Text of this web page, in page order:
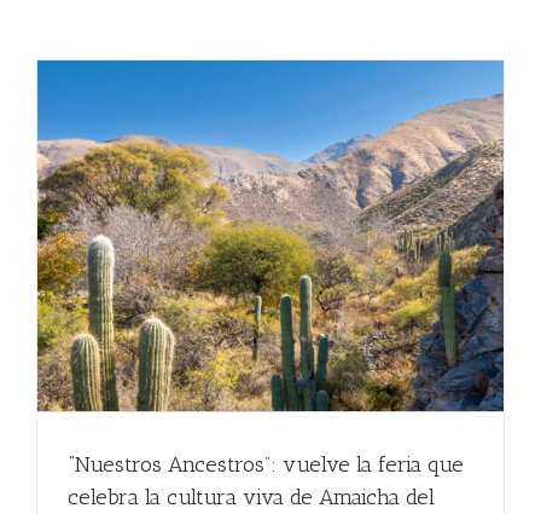
“Nuestros Ancestros”: vuelve la feria que
celebra la cultura viva de Amaicha del